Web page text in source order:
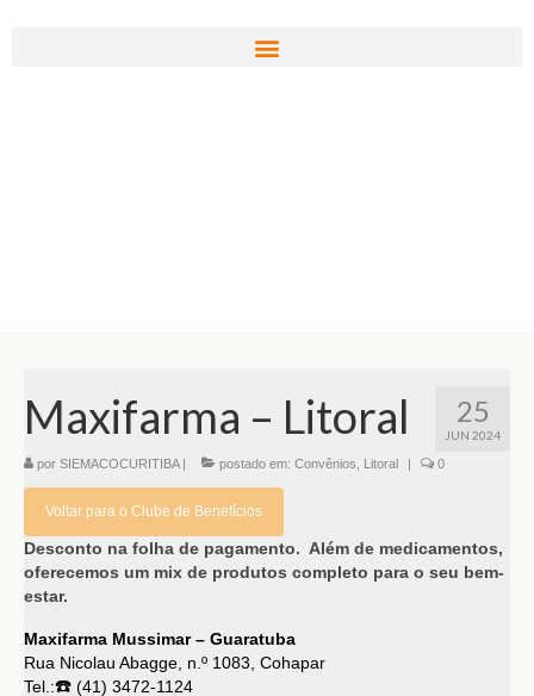
25
JUN 2024
Maxifarma – Litoral
por SIEMACOCURITIBA| postado em: Convênios Litoral | 0
Voltar para o Clube de Benefícios
Desconto na folha de pagamento. Além de medicamentos,
oferecemos um mix de produtos completo para o seu bem-
estar.
Maxifarma Mussimar – Guaratuba
Rua Nicolau Abagge, n.º 1083, Cohapar
Tel.:☎️ (41) 3472-1124